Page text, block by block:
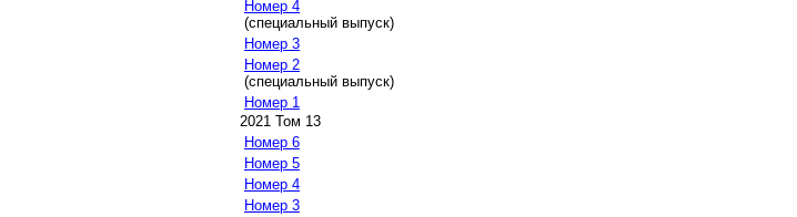
Номер 4
(специальный выпуск)
Номер 3
Номер 2
(специальный выпуск)
Номер 1
2021 Том 13
Номер 6
Номер 5
Номер 4
Номер 3